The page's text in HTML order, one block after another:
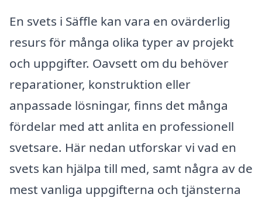
En svets i Säffle kan vara en ovärderlig
resurs för många olika typer av projekt
och uppgifter. Oavsett om du behöver
reparationer, konstruktion eller
anpassade lösningar, finns det många
fördelar med att anlita en professionell
svetsare. Här nedan utforskar vi vad en
svets kan hjälpa till med, samt några av de
mest vanliga uppgifterna och tjänsterna